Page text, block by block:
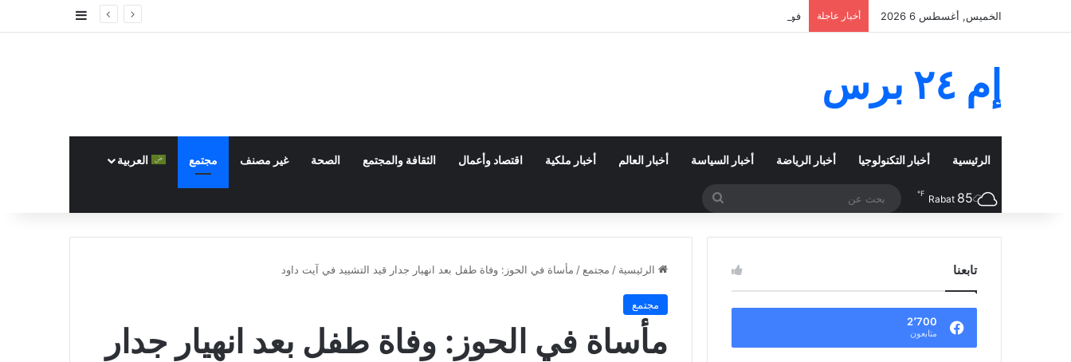
الخميس, أغسطس 6 2026 أخبار عاجلة فويغو يهدأ بعد 50 ساعة من الرعب.. غواتيمالا تنهي إجلاء آلاف السكان قرب البركان إضافة عمود
إم ٢٤ برس
الرئيسية أخبار التكنولوجيا أخبار الرياضة أخبار السياسة أخبار العالم أخبار ملكية اقتصاد وأعمال الثقافة والمجتمع الصحة غير مصنف مجتمع العربية
Rabat 85
℉
بحث
الرئيسية / مجتمع / مأساة في الحوز: وفاة طفل بعد انهيار جدار قيد التشييد في آيت داود
مجتمع
مأساة في الحوز: وفاة طفل بعد انهيار جدار
تابعنا
2٬700
متابعون